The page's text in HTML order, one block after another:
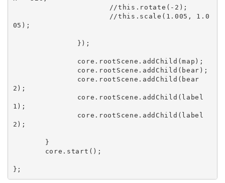
05);
2);
1);
2);